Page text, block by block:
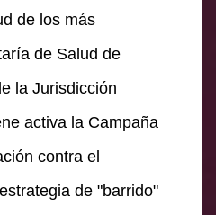
de los más
de Salud de
la Jurisdicción
activa la Campaña
contra el
de "barrido"